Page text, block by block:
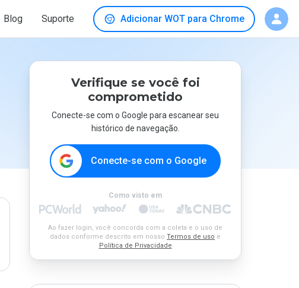
Blog Suporte Adicionar WOT para Chrome
Verifique se você foi
comprometido
Conecte-se com o Google para escanear seu
histórico de navegação.
Conecte-se com o Google
Como visto em
Ao fazer login, você concorda com a coleta e o uso de
dados conforme descrito em nosso Termos de uso e
Política de Privacidade